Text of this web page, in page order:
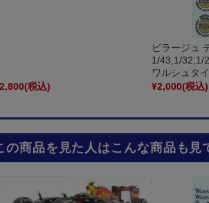
(税込)
ビラージュ
1/43,1/32,1/
ワルシュタ
¥2,000(税込)
の商品を見た人はこんな商品も見